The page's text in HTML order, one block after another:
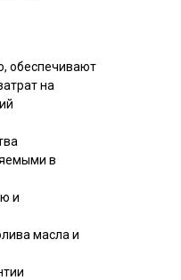
обеспечивают
на
в
и
масла и